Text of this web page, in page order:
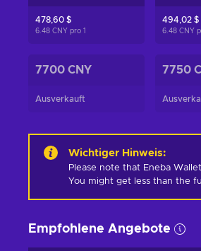
478,60 $
6.48 CNY pro 1
494,02 $
6.48 CNY
7700 CNY
Ausverkauft
7750
Wichtiger Hinweis:
Please note that Eneba
You might get less than the
Empfohlene Angebote